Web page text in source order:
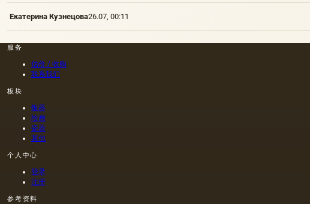
Екатерина Кузнецова26.07, 00:11
服务
估价 / 收购
联系我们
板块
银器
绘画
瓷器
其他
个人中心
登录
注册
参考资料